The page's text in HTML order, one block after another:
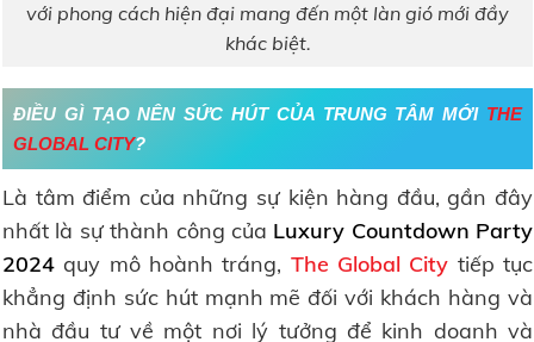
với phong cách hiện đại mang đến một làn gió mới đầy
khác biệt.
ĐIỀU GÌ TẠO NÊN SỨC HÚT CỦA TRUNG TÂM MỚI THE
GLOBAL CITY?
Là tâm điểm của những sự kiện hàng đầu, gần đây
nhất là sự thành công của Luxury Countdown Party
2024 quy mô hoành tráng, The Global City tiếp tục
khẳng định sức hút mạnh mẽ đối với khách hàng và
nhà đầu tư về một nơi lý tưởng để kinh doanh và